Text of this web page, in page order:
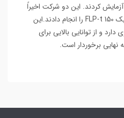
کردند. این دو شرکت اخیراً
نخستین شلیک مهمات بالستیک FLP-t 150 را انجام دادند.این
۱۵۰ کیلومتری دارد و از توانایی بالایی برای
نهایی برخوردار است.